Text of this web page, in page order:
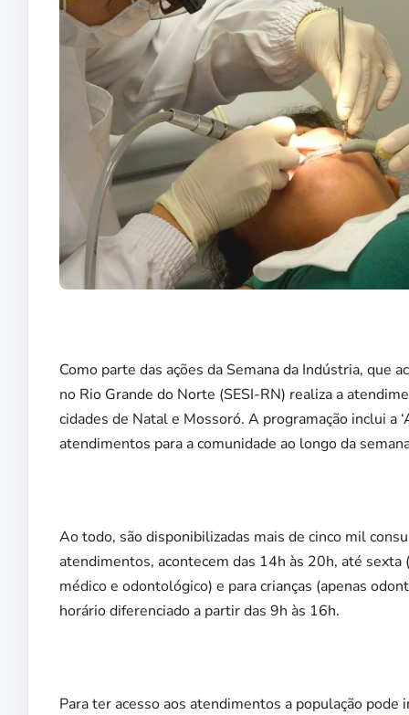
Como parte das ações da Semana da Indústria, que
no Rio Grande do Norte (SESI-RN) realiza a
cidades de Natal e Mossoró. A programação inclui a
atendimentos para a comunidade ao longo da
Ao todo, são disponibilizadas mais de cinco mil
atendimentos, acontecem das 14h às 20h, até
médico e odontológico) e para crianças (apenas
horário diferenciado a partir das 9h às 16h.
Para ter acesso aos atendimentos a população pode